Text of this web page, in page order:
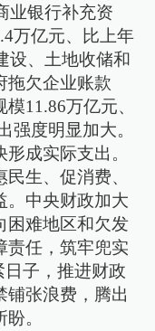
业银行补充资
万亿元、比上年
设、土地收储和
拖欠企业账款
11.86万亿元、
强度明显加大。
成实际支出。
生、促消费、
。中央财政加大
困难地区和欠发
责任，筑牢兜实
日子，推进财政
铺张浪费，腾出
。